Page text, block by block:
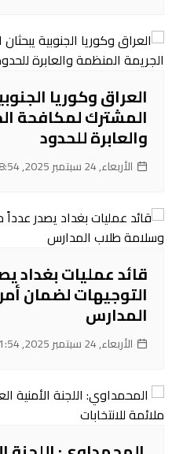
العراق وكوريا
المشترك لمكافحة
والعابرة للحدود
الأربعاء, 24 سبتمبر 2025, 18:54
قائد عمليات بغداد
التوجيهات لضمان
المدارس
الأربعاء, 24 سبتمبر 2025, 11:54